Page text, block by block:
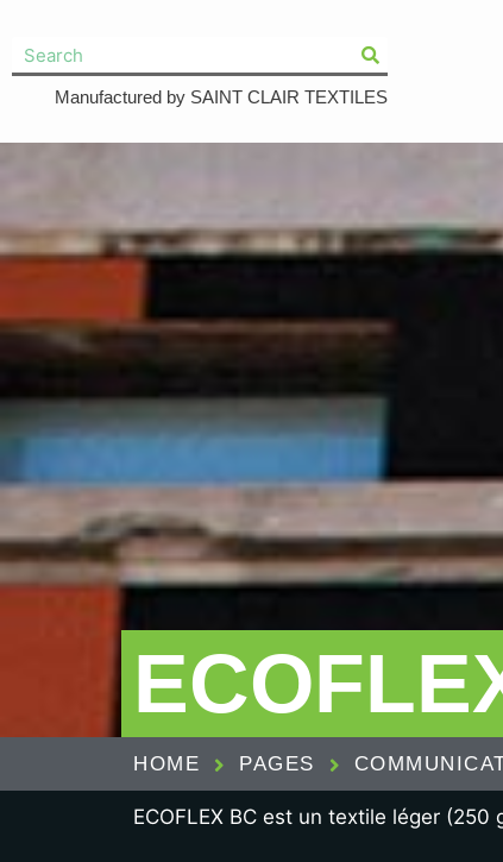
Manufactured by SAINT CLAIR TEXTILES
HOME PAGES
ECOFLEX BC est un textile léger